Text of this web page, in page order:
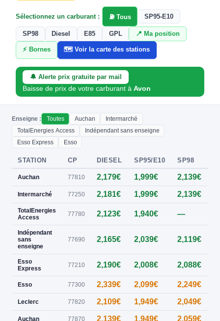
Sélectionnez un carburant : ⛽ Tous SP95-E10
SP98 Diesel E85 GPL 📍 Ma position
⚡ Bornes 🗺️ Voir la carte des stations
🔔 Alerte prix gratuite par mail
Baisse de prix de votre carburant àAvon
Enseigne : Toutes Auchan
Intermarché
TotalEnergies Access
Indépendant sans enseigne
Esso Express
Esso
STATION CP DIESEL SP95/E10 SP98
Auchan 77810 2,179€ 1,999€ 2,139€
Intermarché 77250 2,181€ 1,999€ 2,139€
TotalEnergies
Access
77780 2,123€ 1,940€ —
Indépendant
sans
enseigne
77690 2,165€ 2,039€ 2,119€
Esso
Express
77210 2,190€ 2,008€ 2,088€
Esso 77300 2,339€ 2,099€ 2,249€
Leclerc 77820 2,109€ 1,949€ 2,049€
Auchan 77870 2,139€ 1,949€ 2,059€